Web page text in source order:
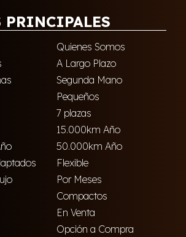
PRINCIPALES
Quienes Somos
A Largo Plazo
Segunda Mano
Pequeños
7 plazas
15.000km Año
50.000km Año
Flexible
Por Meses
Compactos
En Venta
Opción a Compra